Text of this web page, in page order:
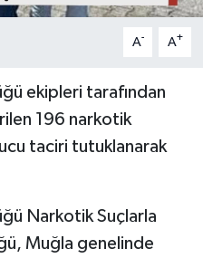
A- A+
ekipleri tarafından
196 narkotik
taciri tutuklanarak
Narkotik Suçlarla
Muğla genelinde